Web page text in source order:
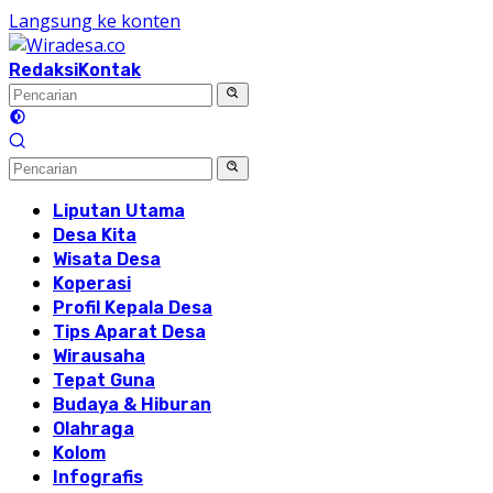
Langsung ke konten
RedaksiKontak
Liputan Utama
Desa Kita
Wisata Desa
Koperasi
Profil Kepala Desa
Tips Aparat Desa
Wirausaha
Tepat Guna
Budaya & Hiburan
Olahraga
Kolom
Infografis